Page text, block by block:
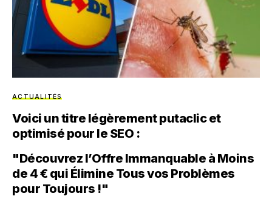
ACTUALITÉS
Voici un titre légèrement putaclic et
optimisé pour le SEO :
"Découvrez l’Offre Immanquable à Moins
de 4 € qui Élimine Tous vos Problèmes
pour Toujours !"